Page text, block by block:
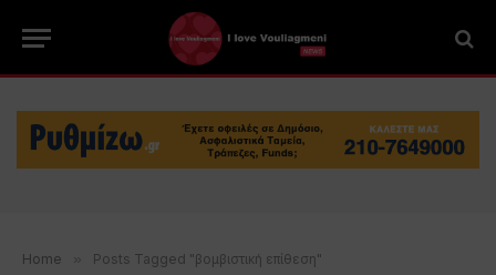
Home » Posts Tagged "βομβιστική επίθεση"